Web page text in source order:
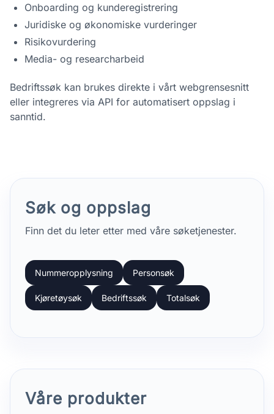
Onboarding og kunderegistrering
Juridiske og økonomiske vurderinger
Risikovurdering
Media- og researcharbeid
Bedriftssøk kan brukes direkte i vårt webgrensesnitt
eller integreres via API for automatisert oppslag i
sanntid.
Søk og oppslag
Finn det du leter etter med våre søketjenester.
Nummeropplysning Personsøk
Kjøretøysøk Bedriftssøk Totalsøk
Våre produkter